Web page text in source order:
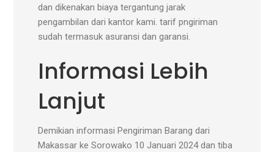
dan dikenakan biaya tergantung jarak
pengambilan dari kantor kami. tarif pngiriman
sudah termasuk asuransi dan garansi.
Informasi Lebih
Lanjut
Demikian informasi Pengiriman Barang dari
Makassar ke Sorowako 10 Januari 2024 dan tiba